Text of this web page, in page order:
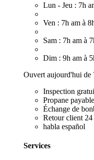
Lun - Jeu : 7h
Ven : 7h am à
Sam : 7h am à
Dim : 9h am à
Ouvert aujourd'hui de
Inspection
Propane
Échange de
Retour client 24
habla español
Services